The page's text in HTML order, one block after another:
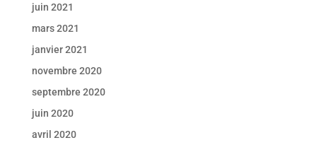
juin 2021
mars 2021
janvier 2021
novembre 2020
septembre 2020
juin 2020
avril 2020